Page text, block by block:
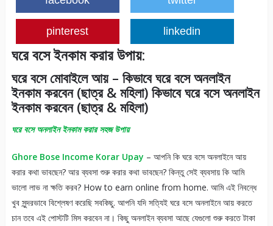
pinterest linkedin
ঘরে বসে ইনকাম করার উপায়:
ঘরে বসে মোবাইলে আয় – কিভাবে ঘরে বসে অনলাইন
ইনকাম করবেন (ছাত্র & মহিলা) কিভাবে ঘরে বসে অনলাইন
ইনকাম করবেন (ছাত্র & মহিলা)
ঘরে বসে অনলাইন ইনকাম করার সহজ উপায়
Ghore Bose Income Korar Upay – আপনি কি ঘরে বসে অনলাইনে আয়
করার কথা ভাবছেন? আর ব্যবসা শুরু করার কথা ভাবছেন? কিন্তু সেই ব্যবসায় কি আমি
ভালো লাভ না ক্ষতি করব? How to earn online from home. আমি এই নিবন্ধে
খুব সুন্দরভাবে বিশ্লেষণ করেছি সবকিছু. আপনি যদি সত্যিই ঘরে বসে অনলাইনে আয় করতে
চান তবে এই পোস্টটি মিস করবেন না। কিছু অনলাইন ব্যবসা আছে যেগুলো শুরু করতে টাকা